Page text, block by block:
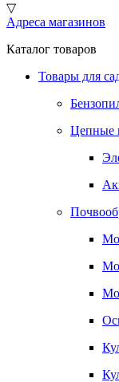
▽
Адреса магазинов
Каталог товаров
Товары для
Цепные